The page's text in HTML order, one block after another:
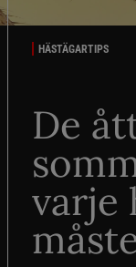
HÄSTÄGARTIPS
De
varje